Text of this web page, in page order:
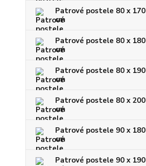
Patrové postele 80 x 170
cm
Patrové postele 80 x 180
cm
Patrové postele 80 x 190
cm
Patrové postele 80 x 200
cm
Patrové postele 90 x 180
cm
Patrové postele 90 x 190